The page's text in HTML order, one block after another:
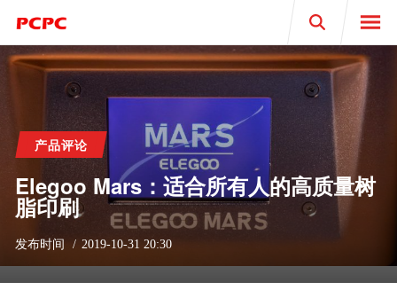
Search
产品评论
Elegoo Mars：适合所有人的高质量树
脂印刷
发布时间 2019-10-31 20:30